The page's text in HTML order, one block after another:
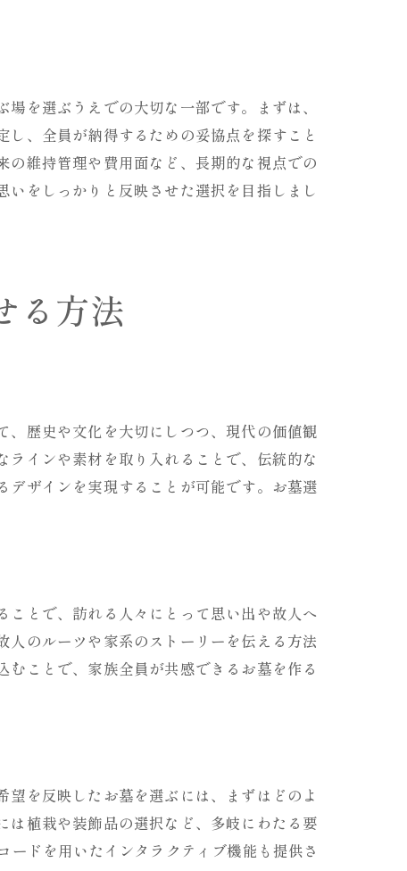
を選ぶうえでの大切な一部です。まずは、
、全員が納得するための妥協点を探すこと
維持管理や費用面など、長期的な視点での
をしっかりと反映させた選択を目指しまし
る方法
歴史や文化を大切にしつつ、現代の価値観
インや素材を取り入れることで、伝統的な
ザインを実現することが可能です。お墓選
とで、訪れる人々にとって思い出や故人へ
のルーツや家系のストーリーを伝える方法
ことで、家族全員が共感できるお墓を作る
を反映したお墓を選ぶには、まずはどのよ
は植栽や装飾品の選択など、多岐にわたる要
ドを用いたインタラクティブ機能も提供さ